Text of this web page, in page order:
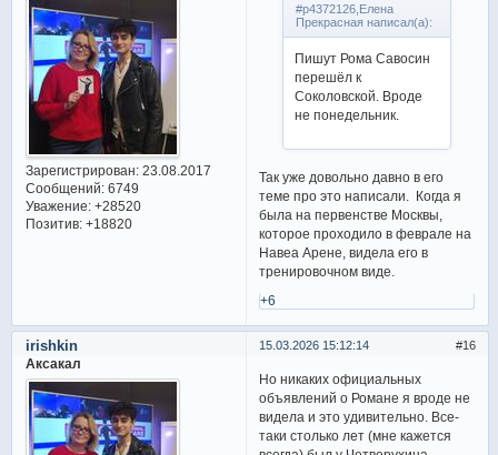
Зарегистрирован: 23.08.2017
Сообщений:6749
Уважение: +28520
Позитив: +18820
#p4372126,Елена
Прекрасная написал(а):
Пишут Рома Савосин
перешёл к
Соколовской. Вроде
не понедельник.
Так уже довольно давно в его
теме про это написали. Когда я
была на первенстве Москвы,
которое проходило в феврале на
Навеа Арене, видела его в
тренировочном виде.
+6
16
15.03.2026 15:12:14
irishkin
Аксакал
Но никаких официальных
объявлений о Романе я вроде не
видела и это удивительно. Все-
таки столько лет (мне кажется